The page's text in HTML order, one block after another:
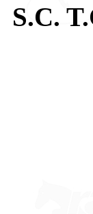
S.C.